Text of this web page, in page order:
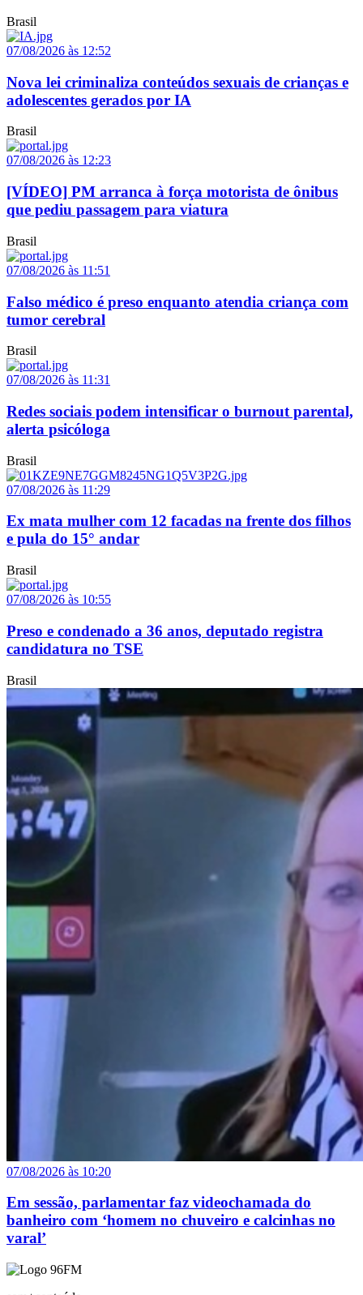
Brasil
07/08/2026 às 12:52
Nova lei criminaliza conteúdos sexuais de crianças e
adolescentes gerados por IA
Brasil
07/08/2026 às 12:23
[VÍDEO] PM arranca à força motorista de ônibus
que pediu passagem para viatura
Brasil
07/08/2026 às 11:51
Falso médico é preso enquanto atendia criança com
tumor cerebral
Brasil
07/08/2026 às 11:31
Redes sociais podem intensificar o burnout parental,
alerta psicóloga
Brasil
07/08/2026 às 11:29
Ex mata mulher com 12 facadas na frente dos filhos
e pula do 15° andar
Brasil
07/08/2026 às 10:55
Preso e condenado a 36 anos, deputado registra
candidatura no TSE
Brasil
07/08/2026 às 10:20
Em sessão, parlamentar faz videochamada do
banheiro com ‘homem no chuveiro e calcinhas no
varal’